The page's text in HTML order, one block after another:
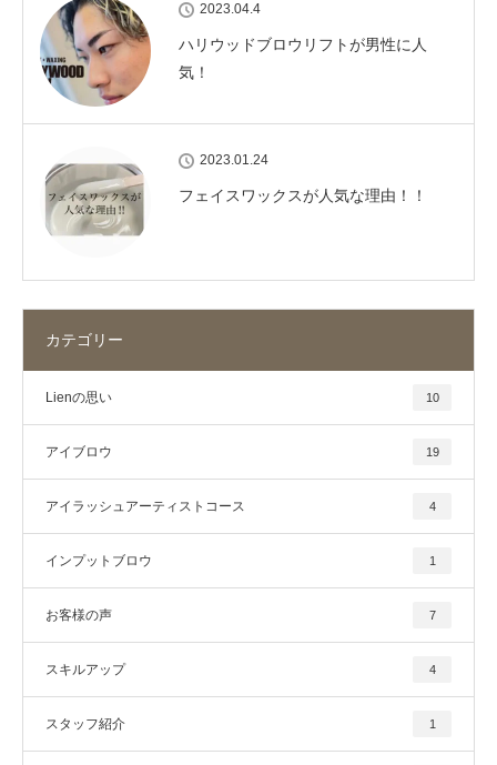
2023.04.4
ハリウッドブロウリフトが男性に人
気！
2023.01.24
フェイスワックスが人気な理由！！
カテゴリー
Lienの思い 10
アイブロウ 19
アイラッシュアーティストコース 4
インプットブロウ 1
お客様の声 7
スキルアップ 4
スタッフ紹介 1